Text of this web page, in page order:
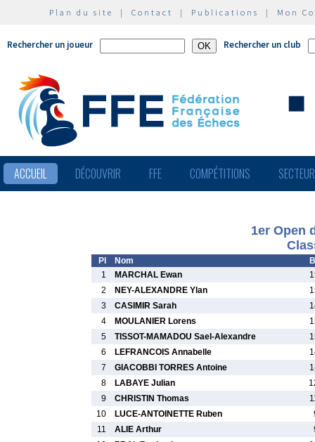
Plan du site | Contact | Publications | Mon
Rechercher un joueur Rechercher un club
ACCUEIL DÉCOUVRIR FFE COMPÉTITIONS
1er Open
Pl Nom
1
MARCHAL Ewan
2
NEY-ALEXANDRE Ylan
3
CASIMIR Sarah
4
MOULANIER Lorens
5
TISSOT-MAMADOU Sael-Alexandre
6
LEFRANCOIS Annabelle
7
GIACOBBI TORRES Antoine
8
LABAYE Julian
9
CHRISTIN Thomas
10
LUCE-ANTOINETTE Ruben
11
ALIE Arthur